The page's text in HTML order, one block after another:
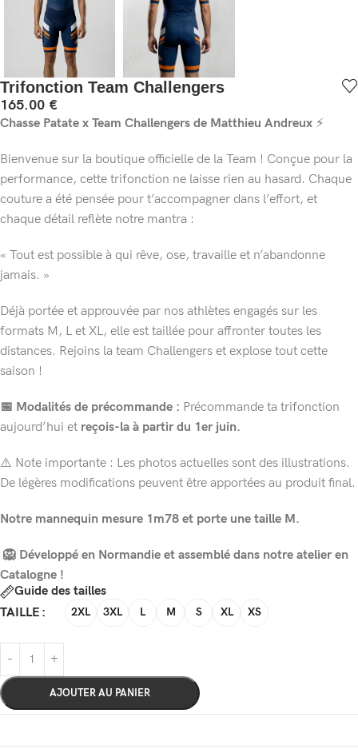
Trifonction Team Challengers
165.00 €
Chasse Patate x Team Challengers de Matthieu Andreux ⚡️
Bienvenue sur la boutique officielle de la Team ! Conçue pour la
performance, cette trifonction ne laisse rien au hasard. Chaque
couture a été pensée pour t’accompagner dans l’effort, et
chaque détail reflète notre mantra :
« Tout est possible à qui rêve, ose, travaille et n’abandonne
jamais. »
Déjà portée et approuvée par nos athlètes engagés sur les
formats M, L et XL, elle est taillée pour affronter toutes les
distances. Rejoins la team Challengers et explose tout cette
saison !
📅 Modalités de précommande : Précommande ta trifonction
aujourd’hui et reçois-la à partir du 1er juin.
⚠️ Note importante : Les photos actuelles sont des illustrations.
De légères modifications peuvent être apportées au produit final.
Notre mannequin mesure 1m78 et porte une taille M.
🦁 Développé en Normandie et assemblé dans notre atelier en
Catalogne !
Guide des tailles
TAILLE
2XL 3XL L M S XL XS
AJOUTER AU PANIER